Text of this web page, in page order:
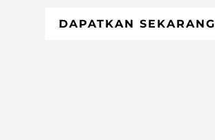
DAPATKAN SEKARANG